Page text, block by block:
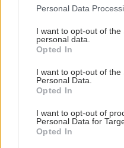
Please note that this
not limited to your visit or
grant or deny consent to
use your data for below
consent section.
Personal Data
I want to opt-out of the
personal data.
Opted In
I want to opt-out of the
Personal Data.
Opted In
I want to opt-out of
Personal Data for
Opted In